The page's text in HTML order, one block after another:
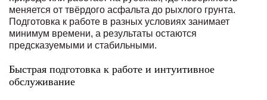
меняется от твёрдого асфальта до рыхлого грунта.
Подготовка к работе в разных условиях занимает
минимум времени, а результаты остаются
предсказуемыми и стабильными.
Быстрая подготовка к работе и интуитивное
обслуживание